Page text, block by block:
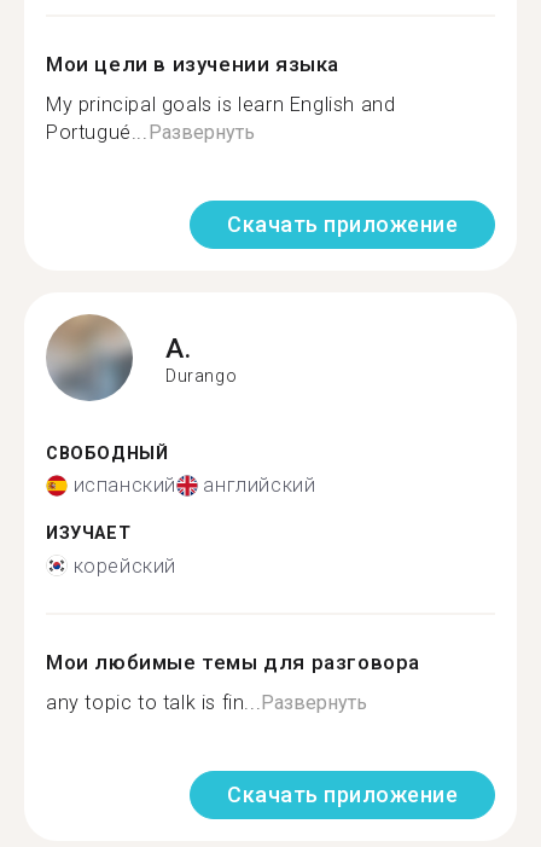
Мои цели в изучении языка
My principal goals is learn English and
Portugué... Развернуть
Скачать приложение
A.
Durango
СВОБОДНЫЙ
испанский английский
ИЗУЧАЕТ
корейский
Мои любимые темы для разговора
any topic to talk is fin... Развернуть
Скачать приложение